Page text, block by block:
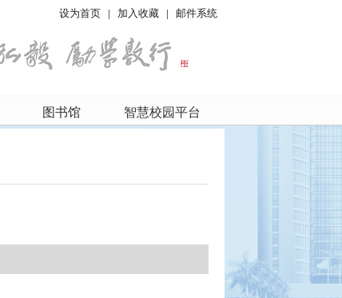
设为首页 | 加入收藏 | 邮件系统
图书馆 智慧校园平台